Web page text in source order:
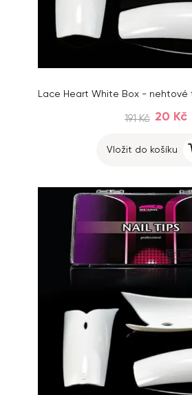
191 Kč 20 Kč
Vložit do košíku